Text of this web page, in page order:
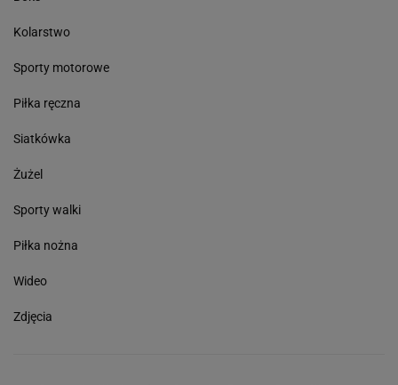
Kolarstwo
Sporty motorowe
Piłka ręczna
Siatkówka
Żużel
Sporty walki
Piłka nożna
Wideo
Zdjęcia